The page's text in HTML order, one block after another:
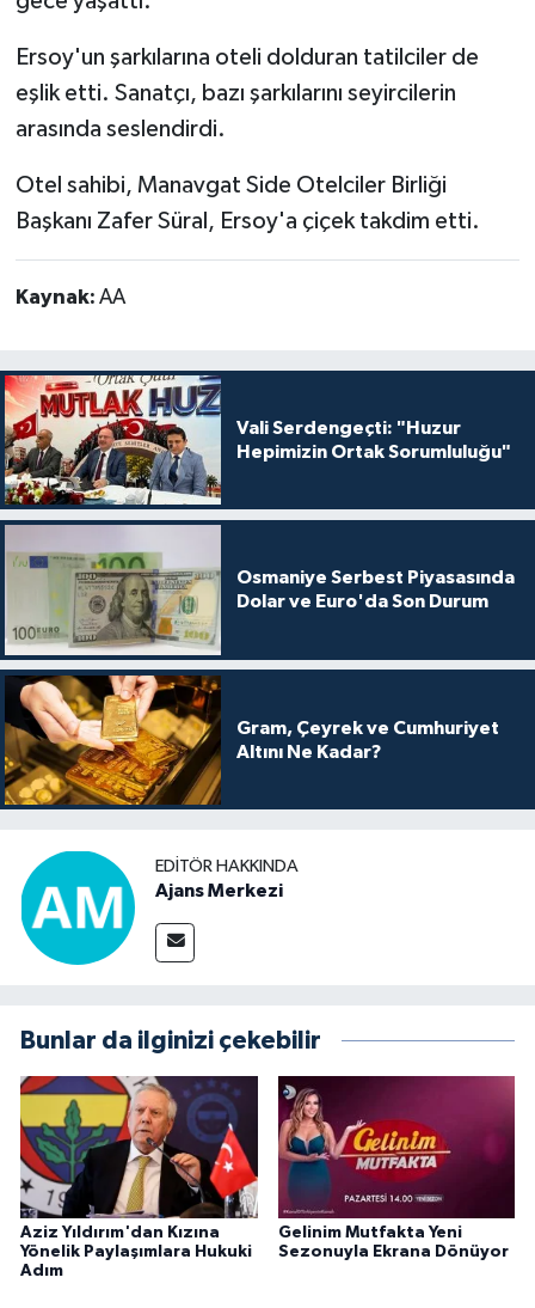
Ersoy'un şarkılarına oteli dolduran tatilciler de
eşlik etti. Sanatçı, bazı şarkılarını seyircilerin
arasında seslendirdi.
Otel sahibi, Manavgat Side Otelciler Birliği
Başkanı Zafer Süral, Ersoy'a çiçek takdim etti.
Kaynak: AA
Vali Serdengeçti: "Huzur
Hepimizin Ortak Sorumluluğu"
Osmaniye Serbest Piyasasında
Dolar ve Euro'da Son Durum
Gram, Çeyrek ve Cumhuriyet
Altını Ne Kadar?
EDITÖR HAKKINDA
Ajans Merkezi
Bunlar da ilginizi çekebilir
Aziz Yıldırım'dan Kızına
Yönelik Paylaşımlara Hukuki
Adım
Gelinim Mutfakta Yeni
Sezonuyla Ekrana Dönüyor